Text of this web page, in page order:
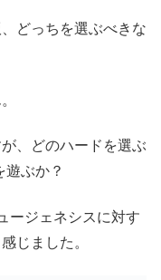
どっちを選ぶべきな
、どのハードを選ぶ
ぶか？
ージェネシスに対す
じました。